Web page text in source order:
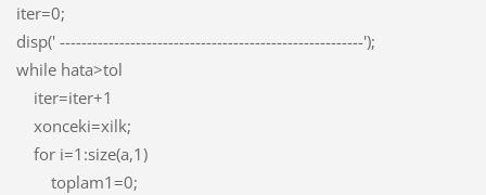
iter=0;
disp(' --------------------------------------------------------');
while hata>tol
iter=iter+1
xonceki=xilk;
for i=1:size(a,1)
toplam1=0;